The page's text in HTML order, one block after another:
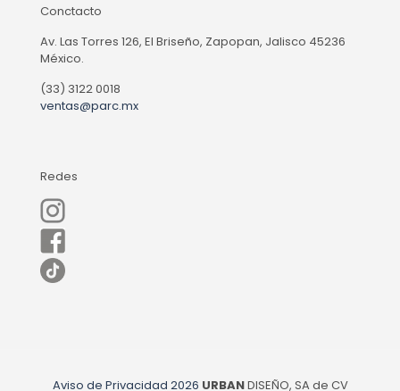
Conctacto
Av. Las Torres 126, El Briseño, Zapopan, Jalisco 45236
México.
(33) 3122 0018
ventas@parc.mx
Redes
Aviso de Privacidad 2026 URBANDISEÑO, SA de CV